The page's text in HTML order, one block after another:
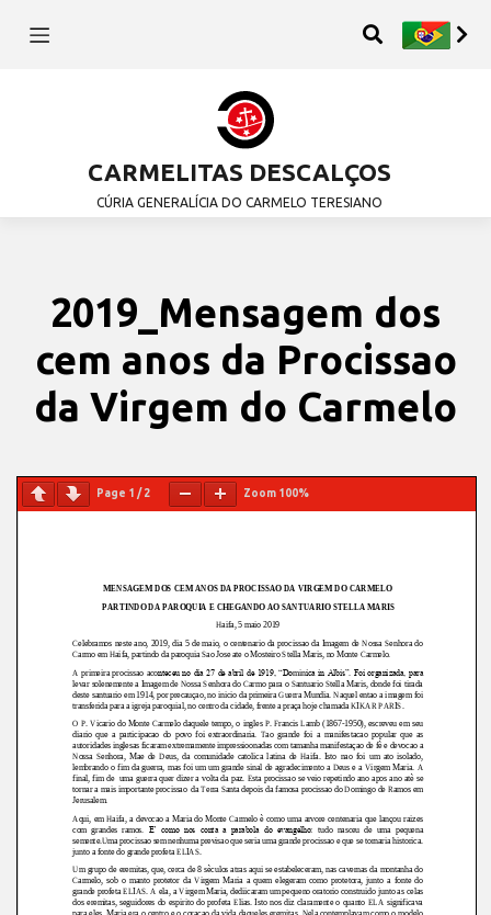
CARMELITAS DESCALÇOS
CÚRIA GENERALÍCIA DO CARMELO TERESIANO
2019_Mensagem dos
cem anos da Procissao
da Virgem do Carmelo
Page 1 /2 Zoom 100%